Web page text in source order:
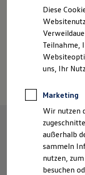
Kfz-
Anpfiff zum
Elektroautos
ID.
Reichweite
Diese
Teilnahme,
uns, Ihr
Marketing
Wir nutzen
außerhalb
sammeln
nutzen,
besuchen